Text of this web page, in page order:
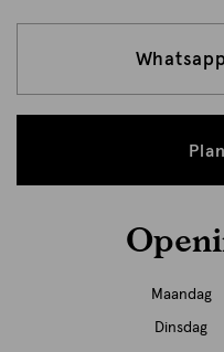
Maandag
Dinsdag